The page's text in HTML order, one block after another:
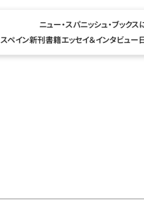
ニュー・スパニッシュ・ブック
スペイン新刊書籍エッセイ＆インタビュー